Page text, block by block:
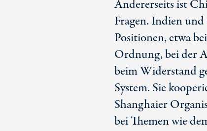
Andererseits ist
Fragen. Indien
Positionen, etwa
Ordnung, bei der
beim Widerstand
System. Sie
Shanghaier
bei Themen wie